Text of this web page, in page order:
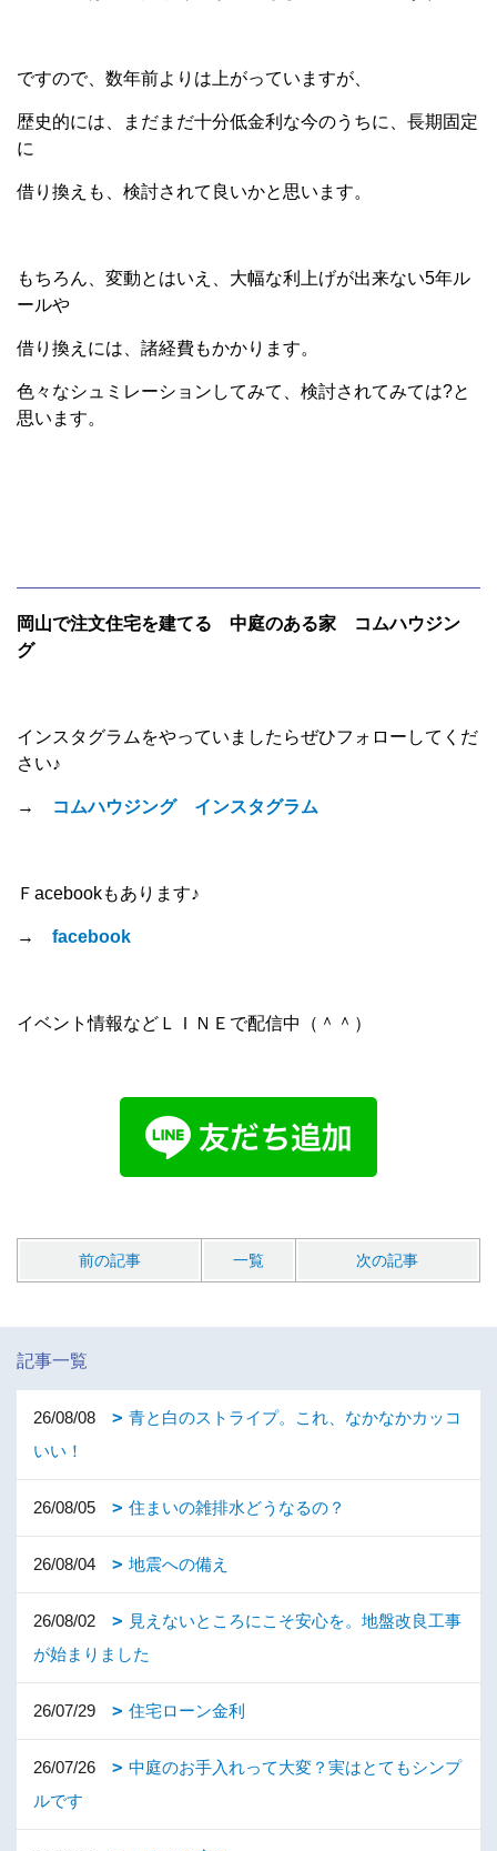
ですので、数年前よりは上がっていますが、
歴史的には、まだまだ十分低金利な今のうちに、長期固定
に
借り換えも、検討されて良いかと思います。
もちろん、変動とはいえ、大幅な利上げが出来ない5年ル
ールや
借り換えには、諸経費もかかります。
色々なシュミレーションしてみて、検討されてみては?と
思います。
岡山で注文住宅を建てる 中庭のある家 コムハウジン
グ
インスタグラムをやっていましたらぜひフォローしてくだ
さい♪
→ コムハウジング インスタグラム
Ｆacebookもあります♪
→ facebook
イベント情報などＬＩＮＥで配信中（＾＾）
前の記事 一覧 次の記事
記事一覧
26/08/08
青と白のストライプ。これ、なかなかカッコ
いい！
26/08/05 住まいの雑排水どうなるの？
26/08/04 地震への備え
26/08/02
見えないところにこそ安心を。地盤改良工事
が始まりました
26/07/29 住宅ローン金利
26/07/26
中庭のお手入れって大変？実はとてもシンプ
ルです